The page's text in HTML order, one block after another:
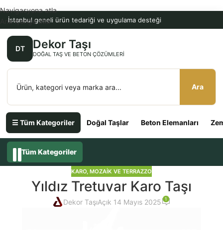
İstanbul geneli ürün tedariği ve uygulama desteği
DT Dekor Taşı
DOĞAL TAŞ VE BETON ÇÖZÜMLERI
Ara
☰ Tüm Kategoriler Doğal Taşlar Beton Elemanları
Navigasyona atla
Ana içeriğe atla
Tüm Kategoriler
KARO, MOZAIK VE TERRAZZO
Yıldız Tretuvar Karo Taşı
Dekor TaşıAçık 14 Mayıs 2025 1